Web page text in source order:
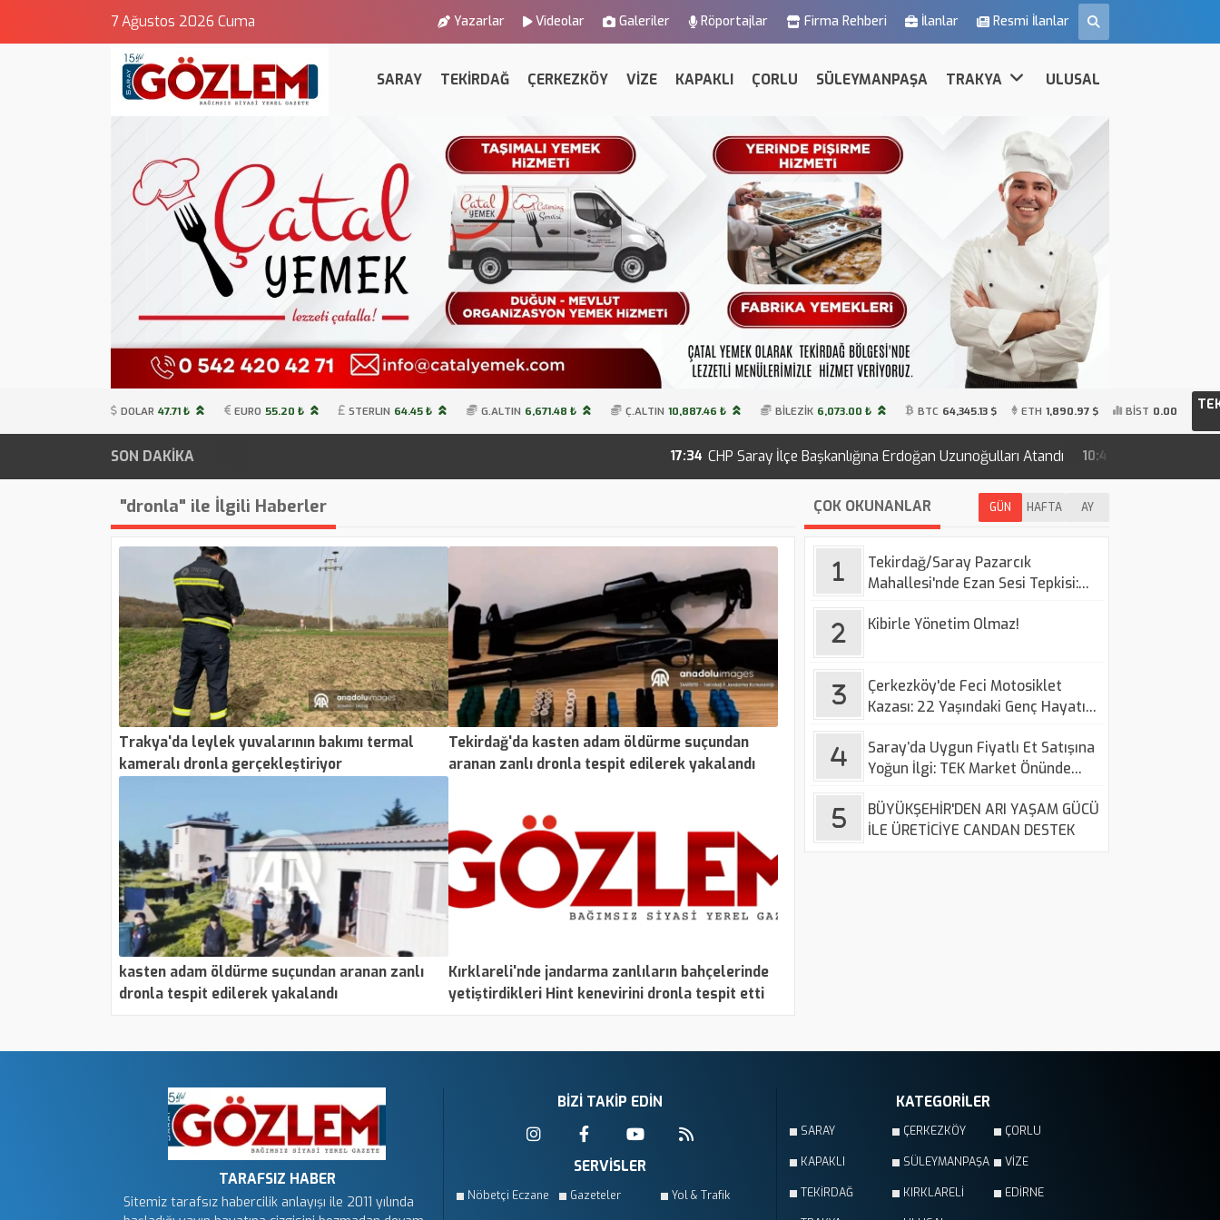
7 Ağustos 2026 Cuma Yazarlar Videolar Galeriler Röportajlar Firma Rehberi İlanlar Resmi İlanlar
SARAY TEKİRDAĞ ÇERKEZKÖY VİZE KAPAKLI ÇORLU SÜLEYMANPAŞA TRAKYA ULUSAL
DOLAR 47.71 ₺ EURO 55.20 ₺ STERLIN 64.45 ₺ G.ALTIN 6,671.48 ₺ Ç.ALTIN 10,887.46 ₺ BİLEZİK 6,073.00 ₺ BTC 64,345.13 $ ETH 1,890.97 $ BİST 0.00
SON DAKİKA CHP Saray İlçe Başkanlığına Erdoğan Uzunoğulları Atandı 10:43 Çerkezköy'de Feci
"dronla" ile İlgili Haberler
Trakya'da leylek yuvalarının bakımı termal
kameralı dronla gerçekleştiriyor
Tekirdağ'da kasten adam öldürme suçundan
aranan zanlı dronla tespit edilerek yakalandı
kasten adam öldürme suçundan aranan zanlı
dronla tespit edilerek yakalandı
Kırklareli'nde jandarma zanlıların bahçelerinde
yetiştirdikleri Hint kenevirini dronla tespit etti
ÇOK OKUNANLAR GÜN HAFTA AY
Tekirdağ/Saray Pazarcık
Mahallesi'nde Ezan Sesi Tepkisi:
Talep Ediyor
Kibirle Yönetim Olmaz!
Çerkezköy'de Feci Motosiklet
Kazası: 22 Yaşındaki Genç Hayatını
Saray’da Uygun Fiyatlı Et Satışına
Yoğun İlgi: TEK Market Önünde
BÜYÜKŞEHİR'DEN ARI YAŞAM GÜCÜ
İLE ÜRETİCİYE CANDAN DESTEK
TARAFSIZ HABER
Sitemiz tarafsız habercilik anlayışı ile 2011 yılında
BİZİ TAKİP EDİN
SERVİSLER
Nöbetçi Eczane Gazeteler Yol & Trafik
KATEGORİLER
SARAY ÇERKEZKÖY ÇORLU
KAPAKLI SÜLEYMANPAŞA VİZE
TEKİRDAĞ KIRKLARELİ EDİRNE